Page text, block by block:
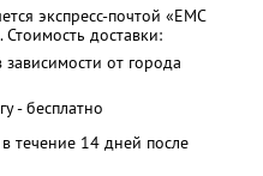
экспресс-почтой «ЕМС
Стоимость доставки:
от города
- бесплатно
течение 14 дней после